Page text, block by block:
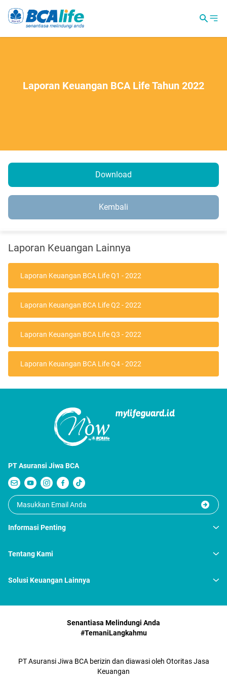
Laporan Keuangan BCA Life Tahun 2022
Download
Kembali
Laporan Keuangan Lainnya
Laporan Keuangan BCA Life Q1 - 2022
Laporan Keuangan BCA Life Q2 - 2022
Laporan Keuangan BCA Life Q3 - 2022
Laporan Keuangan BCA Life Q4 - 2022
PT Asuransi Jiwa BCA
Informasi Penting
Tentang Kami
Solusi Keuangan Lainnya
Senantiasa Melindungi Anda
#TemaniLangkahmu
PT Asuransi Jiwa BCA berizin dan diawasi oleh Otoritas Jasa
Keuangan